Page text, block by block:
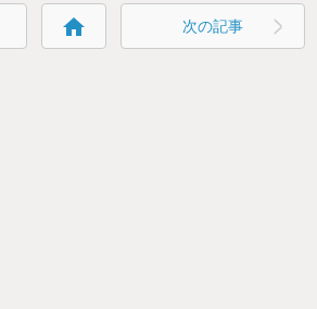
home 次の記事